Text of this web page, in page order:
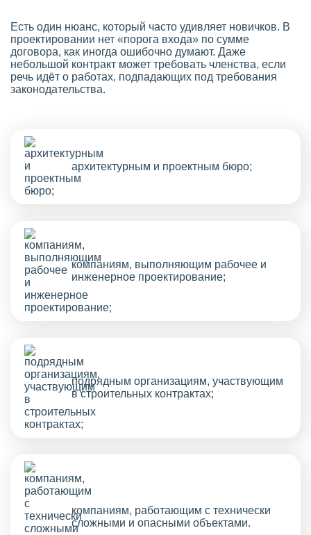
Есть один нюанс, который часто удивляет новичков. В
проектировании нет «порога входа» по сумме
договора, как иногда ошибочно думают. Даже
небольшой контракт может требовать членства, если
речь идёт о работах, подпадающих под требования
законодательства.
архитектурным и проектным бюро;
компаниям, выполняющим рабочее и
инженерное проектирование;
подрядным организациям, участвующим
в строительных контрактах;
компаниям, работающим с технически
сложными и опасными объектами.